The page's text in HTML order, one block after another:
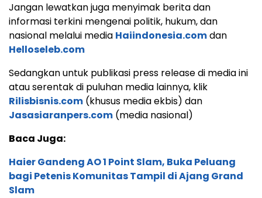
Jangan lewatkan juga menyimak berita dan
informasi terkini mengenai politik, hukum, dan
nasional melalui media Haiindonesia.comdan
Helloseleb.com
Sedangkan untuk publikasi press release di media ini
atau serentak di puluhan media lainnya, klik
Rilisbisnis.com (khusus media ekbis) dan
Jasasiaranpers.com (media nasional)
Baca Juga:
Haier Gandeng AO 1 Point Slam, Buka Peluang
bagi Petenis Komunitas Tampil di Ajang Grand
Slam